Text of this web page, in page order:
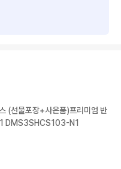
(선물포장+사은품)프리미엄 반
DMS3SHCS103-N1